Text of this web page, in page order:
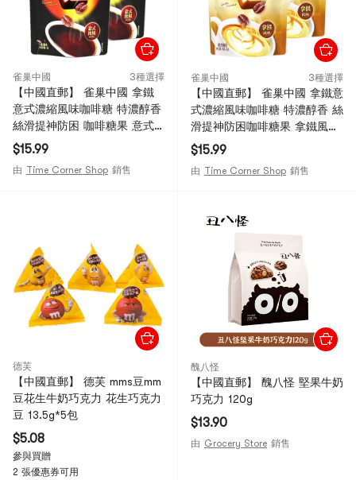
雀巢中國 3種選擇
【中國直郵】 雀巢中國 拿鐵
意式濃縮風味咖啡糖 特濃醇香
絲滑提神防困 咖啡糖果 意式
濃縮36gX2包 72g
$15.99
由 Time Corner Shop 銷售
雀巢中國 3種選擇
【中國直郵】 雀巢中國 拿鐵意
式濃縮風味咖啡糖 特濃醇香 絲
滑提神防困咖啡糖果 拿鐵風味
36gX2包 72g
$15.99
由 Time Corner Shop 銷售
德芙
【中國直郵】 德芙 mms豆mm
豆花生牛奶巧克力 花生巧克力
豆 13.5g*5包
$5.08
參與買贈
2 張優惠券可用
醜八怪
【中國直郵】 醜八怪 堅果牛奶
巧克力 120g
$13.90
由 Grocery Store 銷售